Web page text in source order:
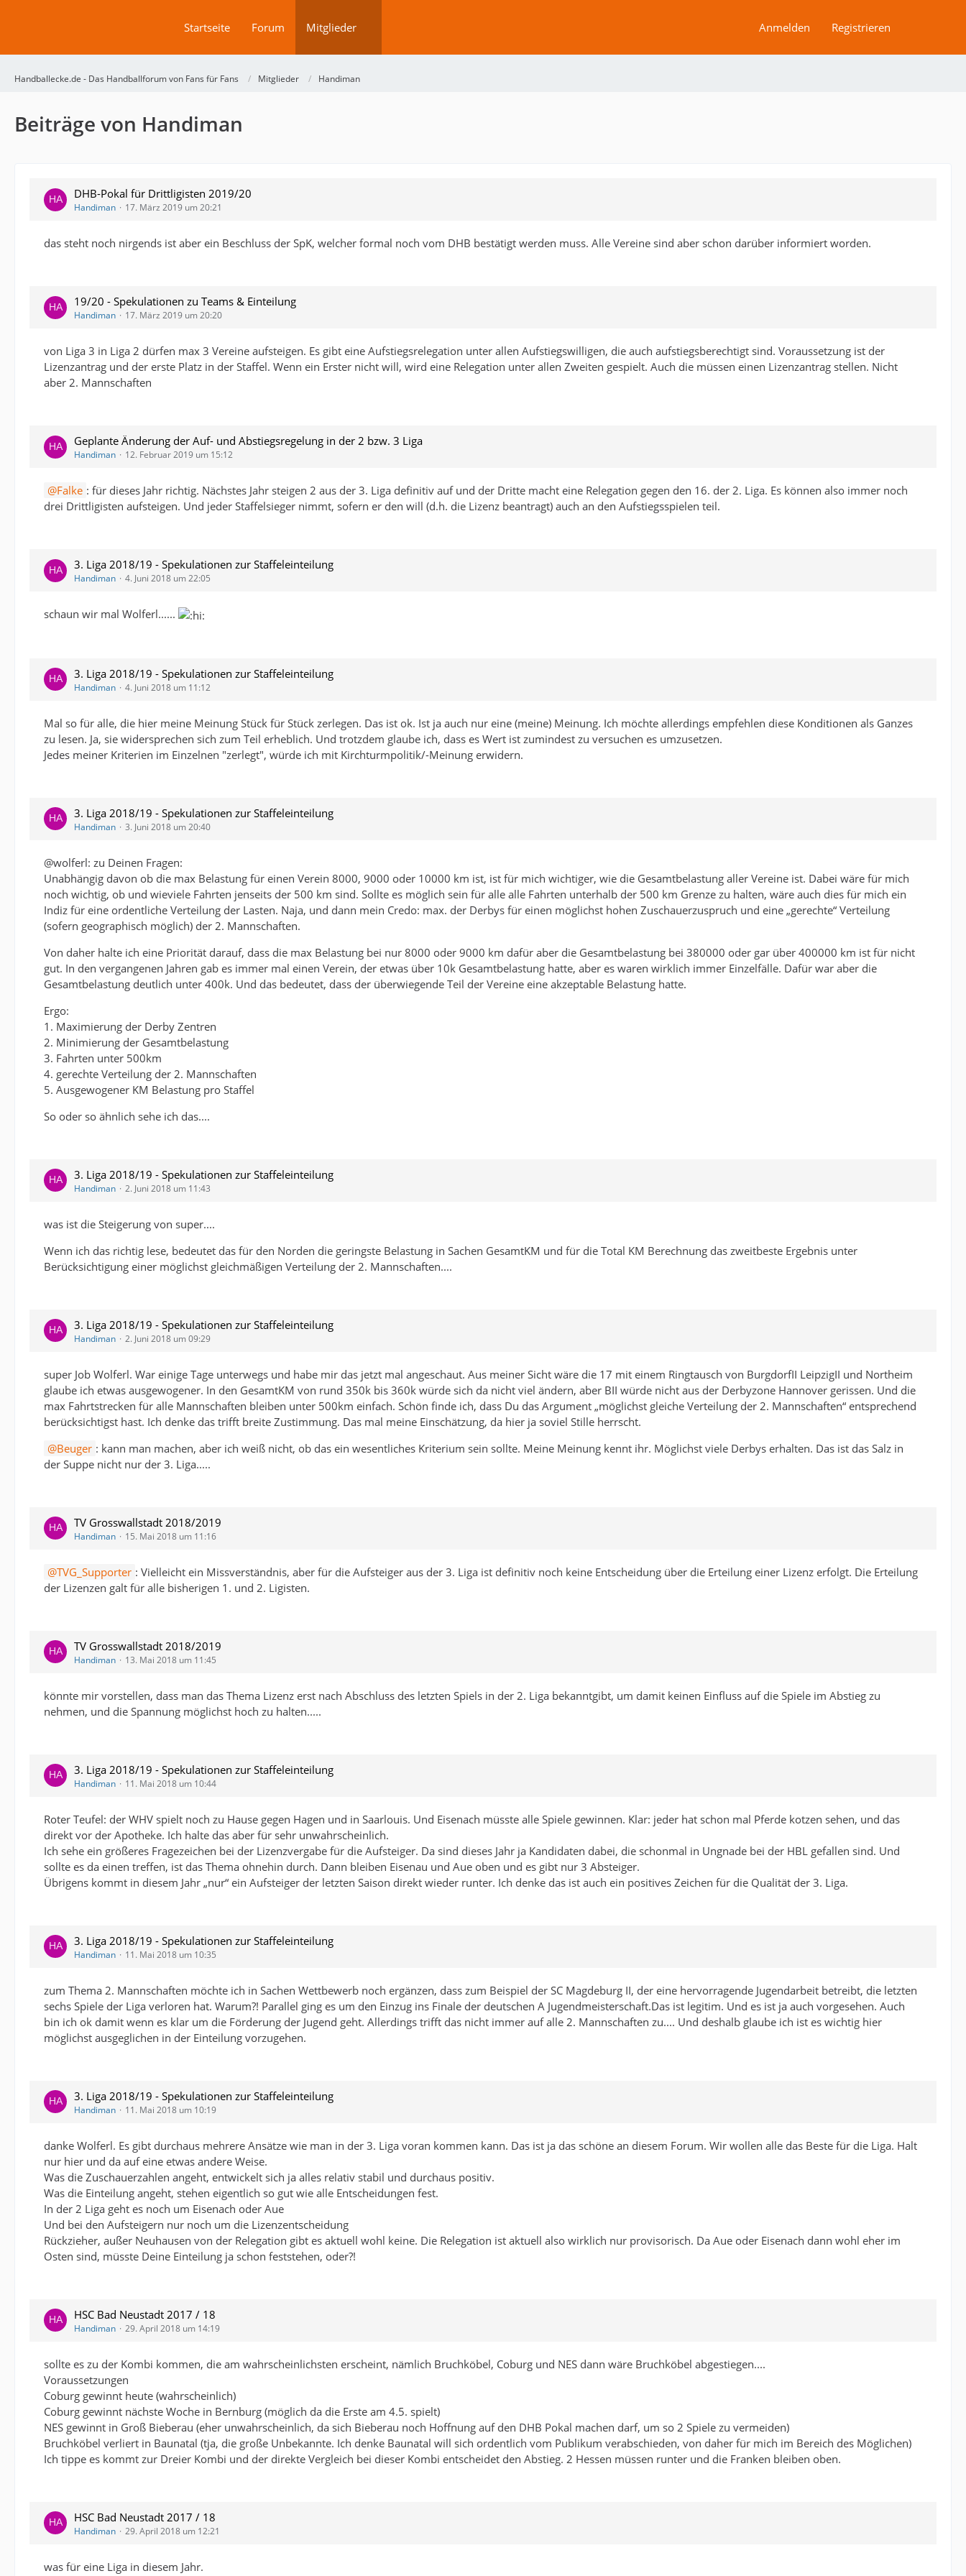
Startseite Forum Mitglieder Anmelden Registrieren
Handballecke.de - Das Handballforum von Fans für Fans Mitglieder Handiman
Beiträge von Handiman
DHB-Pokal für Drittligisten 2019/20
Handiman 17. März 2019 um 20:21
das steht noch nirgends ist aber ein Beschluss der SpK, welcher formal noch vom DHB bestätigt werden muss. Alle Vereine sind aber schon darüber informiert worden.
19/20 - Spekulationen zu Teams & Einteilung
Handiman 17. März 2019 um 20:20
von Liga 3 in Liga 2 dürfen max 3 Vereine aufsteigen. Es gibt eine Aufstiegsrelegation unter allen Aufstiegswilligen, die auch aufstiegsberechtigt sind. Voraussetzung ist der
Lizenzantrag und der erste Platz in der Staffel. Wenn ein Erster nicht will, wird eine Relegation unter allen Zweiten gespielt. Auch die müssen einen Lizenzantrag stellen. Nicht
aber 2. Mannschaften
Geplante Änderung der Auf- und Abstiegsregelung in der 2 bzw. 3 Liga
Handiman 12. Februar 2019 um 15:12
Falke : für dieses Jahr richtig. Nächstes Jahr steigen 2 aus der 3. Liga definitiv auf und der Dritte macht eine Relegation gegen den 16. der 2. Liga. Es können also immer noch
drei Drittligisten aufsteigen. Und jeder Staffelsieger nimmt, sofern er den will (d.h. die Lizenz beantragt) auch an den Aufstiegsspielen teil.
3. Liga 2018/19 - Spekulationen zur Staffeleinteilung
Handiman 4. Juni 2018 um 22:05
schaun wir mal Wolferl......
3. Liga 2018/19 - Spekulationen zur Staffeleinteilung
Handiman 4. Juni 2018 um 11:12
Mal so für alle, die hier meine Meinung Stück für Stück zerlegen. Das ist ok. Ist ja auch nur eine (meine) Meinung. Ich möchte allerdings empfehlen diese Konditionen als Ganzes
zu lesen. Ja, sie widersprechen sich zum Teil erheblich. Und trotzdem glaube ich, dass es Wert ist zumindest zu versuchen es umzusetzen.
Jedes meiner Kriterien im Einzelnen "zerlegt", würde ich mit Kirchturmpolitik/-Meinung erwidern.
3. Liga 2018/19 - Spekulationen zur Staffeleinteilung
Handiman 3. Juni 2018 um 20:40
@wolferl: zu Deinen Fragen:
Unabhängig davon ob die max Belastung für einen Verein 8000, 9000 oder 10000 km ist, ist für mich wichtiger, wie die Gesamtbelastung aller Vereine ist. Dabei wäre für mich
noch wichtig, ob und wieviele Fahrten jenseits der 500 km sind. Sollte es möglich sein für alle alle Fahrten unterhalb der 500 km Grenze zu halten, wäre auch dies für mich ein
Indiz für eine ordentliche Verteilung der Lasten. Naja, und dann mein Credo: max. der Derbys für einen möglichst hohen Zuschauerzuspruch und eine „gerechte“ Verteilung
(sofern geographisch möglich) der 2. Mannschaften.
Von daher halte ich eine Priorität darauf, dass die max Belastung bei nur 8000 oder 9000 km dafür aber die Gesamtbelastung bei 380000 oder gar über 400000 km ist für nicht
gut. In den vergangenen Jahren gab es immer mal einen Verein, der etwas über 10k Gesamtbelastung hatte, aber es waren wirklich immer Einzelfälle. Dafür war aber die
Gesamtbelastung deutlich unter 400k. Und das bedeutet, dass der überwiegende Teil der Vereine eine akzeptable Belastung hatte.
Ergo:
1. Maximierung der Derby Zentren
2. Minimierung der Gesamtbelastung
3. Fahrten unter 500km
4. gerechte Verteilung der 2. Mannschaften
5. Ausgewogener KM Belastung pro Staffel
So oder so ähnlich sehe ich das....
3. Liga 2018/19 - Spekulationen zur Staffeleinteilung
Handiman 2. Juni 2018 um 11:43
was ist die Steigerung von super....
Wenn ich das richtig lese, bedeutet das für den Norden die geringste Belastung in Sachen GesamtKM und für die Total KM Berechnung das zweitbeste Ergebnis unter
Berücksichtigung einer möglichst gleichmäßigen Verteilung der 2. Mannschaften....
3. Liga 2018/19 - Spekulationen zur Staffeleinteilung
Handiman 2. Juni 2018 um 09:29
super Job Wolferl. War einige Tage unterwegs und habe mir das jetzt mal angeschaut. Aus meiner Sicht wäre die 17 mit einem Ringtausch von BurgdorfII LeipzigII und Northeim
glaube ich etwas ausgewogener. In den GesamtKM von rund 350k bis 360k würde sich da nicht viel ändern, aber BII würde nicht aus der Derbyzone Hannover gerissen. Und die
max Fahrtstrecken für alle Mannschaften bleiben unter 500km einfach. Schön finde ich, dass Du das Argument „möglichst gleiche Verteilung der 2. Mannschaften“ entsprechend
berücksichtigst hast. Ich denke das trifft breite Zustimmung. Das mal meine Einschätzung, da hier ja soviel Stille herrscht.
Beuger : kann man machen, aber ich weiß nicht, ob das ein wesentliches Kriterium sein sollte. Meine Meinung kennt ihr. Möglichst viele Derbys erhalten. Das ist das Salz in
der Suppe nicht nur der 3. Liga.....
TV Grosswallstadt 2018/2019
Handiman 15. Mai 2018 um 11:16
TVG_Supporter : Vielleicht ein Missverständnis, aber für die Aufsteiger aus der 3. Liga ist definitiv noch keine Entscheidung über die Erteilung einer Lizenz erfolgt. Die Erteilung
der Lizenzen galt für alle bisherigen 1. und 2. Ligisten.
TV Grosswallstadt 2018/2019
Handiman 13. Mai 2018 um 11:45
könnte mir vorstellen, dass man das Thema Lizenz erst nach Abschluss des letzten Spiels in der 2. Liga bekanntgibt, um damit keinen Einfluss auf die Spiele im Abstieg zu
nehmen, und die Spannung möglichst hoch zu halten.....
3. Liga 2018/19 - Spekulationen zur Staffeleinteilung
Handiman 11. Mai 2018 um 10:44
Roter Teufel: der WHV spielt noch zu Hause gegen Hagen und in Saarlouis. Und Eisenach müsste alle Spiele gewinnen. Klar: jeder hat schon mal Pferde kotzen sehen, und das
direkt vor der Apotheke. Ich halte das aber für sehr unwahrscheinlich.
Ich sehe ein größeres Fragezeichen bei der Lizenzvergabe für die Aufsteiger. Da sind dieses Jahr ja Kandidaten dabei, die schonmal in Ungnade bei der HBL gefallen sind. Und
sollte es da einen treffen, ist das Thema ohnehin durch. Dann bleiben Eisenau und Aue oben und es gibt nur 3 Absteiger.
Übrigens kommt in diesem Jahr „nur“ ein Aufsteiger der letzten Saison direkt wieder runter. Ich denke das ist auch ein positives Zeichen für die Qualität der 3. Liga.
3. Liga 2018/19 - Spekulationen zur Staffeleinteilung
Handiman 11. Mai 2018 um 10:35
zum Thema 2. Mannschaften möchte ich in Sachen Wettbewerb noch ergänzen, dass zum Beispiel der SC Magdeburg II, der eine hervorragende Jugendarbeit betreibt, die letzten
sechs Spiele der Liga verloren hat. Warum?! Parallel ging es um den Einzug ins Finale der deutschen A Jugendmeisterschaft.Das ist legitim. Und es ist ja auch vorgesehen. Auch
bin ich ok damit wenn es klar um die Förderung der Jugend geht. Allerdings trifft das nicht immer auf alle 2. Mannschaften zu.... Und deshalb glaube ich ist es wichtig hier
möglichst ausgeglichen in der Einteilung vorzugehen.
3. Liga 2018/19 - Spekulationen zur Staffeleinteilung
Handiman 11. Mai 2018 um 10:19
danke Wolferl. Es gibt durchaus mehrere Ansätze wie man in der 3. Liga voran kommen kann. Das ist ja das schöne an diesem Forum. Wir wollen alle das Beste für die Liga. Halt
nur hier und da auf eine etwas andere Weise.
Was die Zuschauerzahlen angeht, entwickelt sich ja alles relativ stabil und durchaus positiv.
Was die Einteilung angeht, stehen eigentlich so gut wie alle Entscheidungen fest.
In der 2 Liga geht es noch um Eisenach oder Aue
Und bei den Aufsteigern nur noch um die Lizenzentscheidung
Rückzieher, außer Neuhausen von der Relegation gibt es aktuell wohl keine. Die Relegation ist aktuell also wirklich nur provisorisch. Da Aue oder Eisenach dann wohl eher im
Osten sind, müsste Deine Einteilung ja schon feststehen, oder?!
HSC Bad Neustadt 2017 / 18
Handiman 29. April 2018 um 14:19
sollte es zu der Kombi kommen, die am wahrscheinlichsten erscheint, nämlich Bruchköbel, Coburg und NES dann wäre Bruchköbel abgestiegen....
Voraussetzungen
Coburg gewinnt heute (wahrscheinlich)
Coburg gewinnt nächste Woche in Bernburg (möglich da die Erste am 4.5. spielt)
NES gewinnt in Groß Bieberau (eher unwahrscheinlich, da sich Bieberau noch Hoffnung auf den DHB Pokal machen darf, um so 2 Spiele zu vermeiden)
Bruchköbel verliert in Baunatal (tja, die große Unbekannte. Ich denke Baunatal will sich ordentlich vom Publikum verabschieden, von daher für mich im Bereich des Möglichen)
Ich tippe es kommt zur Dreier Kombi und der direkte Vergleich bei dieser Kombi entscheidet den Abstieg. 2 Hessen müssen runter und die Franken bleiben oben.
HSC Bad Neustadt 2017 / 18
Handiman 29. April 2018 um 12:21
was für eine Liga in diesem Jahr.